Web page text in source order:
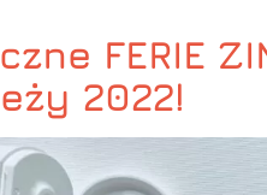
FERIE
2022!